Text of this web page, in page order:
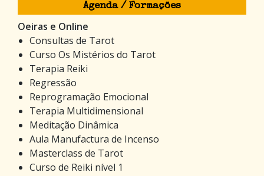
Agenda / Formações
Oeiras e Online
Consultas de Tarot
Curso Os Mistérios do Tarot
Terapia Reiki
Regressão
Reprogramação Emocional
Terapia Multidimensional
Meditação Dinâmica
Aula Manufactura de Incenso
Masterclass de Tarot
Curso de Reiki nível 1